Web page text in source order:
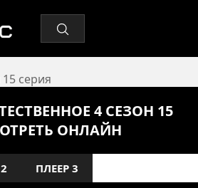
серия
4 СЕЗОН 15
ОНЛАЙН
ПЛЕЕР 3